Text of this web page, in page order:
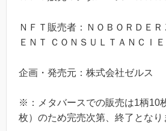
ＮＦＴ販売者：ＮＯＢＯＲＤＥ
ＥＮＴ ＣＯＮＳＵＬＴＡＮＣＩＥ
企画・発売元：株式会社ゼルス
※：メタバースでの販売は1柄10
枚）のため完売次第、終了となり